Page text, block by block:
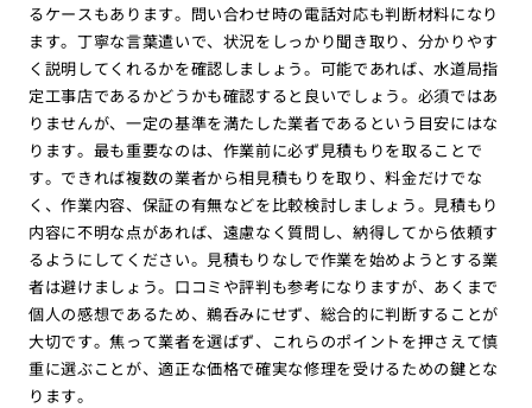
るケースもあります。問い合わせ時の電話対応も判断材料になり
ます。丁寧な言葉遣いで、状況をしっかり聞き取り、分かりやす
く説明してくれるかを確認しましょう。可能であれば、水道局指
定工事店であるかどうかも確認すると良いでしょう。必須ではあ
りませんが、一定の基準を満たした業者であるという目安にはな
ります。最も重要なのは、作業前に必ず見積もりを取ることで
す。できれば複数の業者から相見積もりを取り、料金だけでな
く、作業内容、保証の有無などを比較検討しましょう。見積もり
内容に不明な点があれば、遠慮なく質問し、納得してから依頼す
るようにしてください。見積もりなしで作業を始めようとする業
者は避けましょう。口コミや評判も参考になりますが、あくまで
個人の感想であるため、鵜呑みにせず、総合的に判断することが
大切です。焦って業者を選ばず、これらのポイントを押さえて慎
重に選ぶことが、適正な価格で確実な修理を受けるための鍵とな
ります。